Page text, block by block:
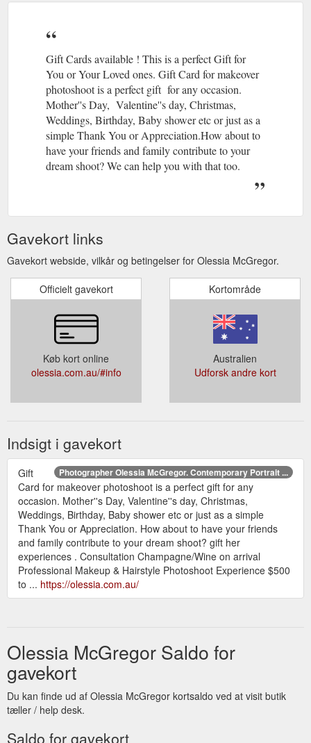
Gift Cards available ! This is a perfect Gift for
You or Your Loved ones. Gift Card for makeover
photoshoot is a perfect gift for any occasion.
Mother''s Day, Valentine''s day, Christmas,
Weddings, Birthday, Baby shower etc or just as a
simple Thank You or Appreciation.How about to
have your friends and family contribute to your
dream shoot? We can help you with that too.
Gavekort links
Gavekort webside, vilkår og betingelser for Olessia McGregor.
Officielt gavekort
Køb kort online
olessia.com.au/#info
Kortområde
Australien
Udforsk andre kort
Indsigt i gavekort
Photographer Olessia McGregor. Contemporary Portrait ...
Gift
Card for makeover photoshoot is a perfect gift for any
occasion. Mother''s Day, Valentine''s day, Christmas,
Weddings, Birthday, Baby shower etc or just as a simple
Thank You or Appreciation. How about to have your friends
and family contribute to your dream shoot? gift her
experiences . Consultation Champagne/Wine on arrival
Professional Makeup & Hairstyle Photoshoot Experience $500
to ... https://olessia.com.au/
Olessia McGregor Saldo for
gavekort
Du kan finde ud af Olessia McGregor kortsaldo ved at visit butik
tæller / help desk.
Saldo for gavekort